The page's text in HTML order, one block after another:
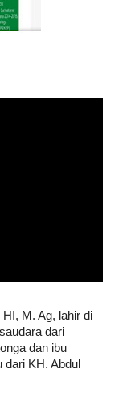
M. Ag, lahir di
dari
dan ibu
KH. Abdul